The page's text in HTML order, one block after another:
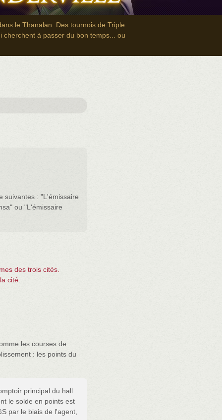
le Thanalan. Des tournois de Triple
cherchent à passer du bon temps... ou
suivantes : "L'émissaire
ou "L'émissaire
des trois cités.
cité.
les courses de
: les points du
principal du hall
le solde en points est
par le biais de l'agent,